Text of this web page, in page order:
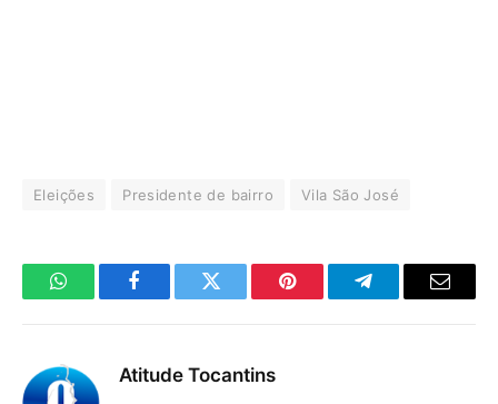
Eleições Presidente de bairro Vila São José
WhatsAppFacebookTwitter Pinterest TelegramaE-
Atitude Tocantins